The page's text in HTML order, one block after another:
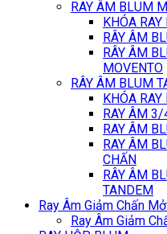
RAY ÂM BLUM
KHÓA
RÂY ÂM
RÂY ÂM
MOVENTO
RÂY ÂM BLUM
KHÓA
RAY ÂM
RAY ÂM
RAY ÂM
CHẤN
RÂY ÂM
TANDEM
Ray Âm Giảm Chấn
Ray Âm Giảm